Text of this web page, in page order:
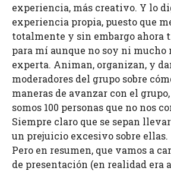
experiencia, más creativo. Y lo
experiencia propia, puesto que
totalmente y sin embargo ahora
para mí aunque no soy ni mucho
experta. Animan, organizan, y
moderadores del grupo sobre
maneras de avanzar con el
somos 100 personas que no nos
Siempre claro que se sepan
un prejuicio excesivo sobre ellas.
Pero en resumen, que vamos a
de presentación (en realidad era